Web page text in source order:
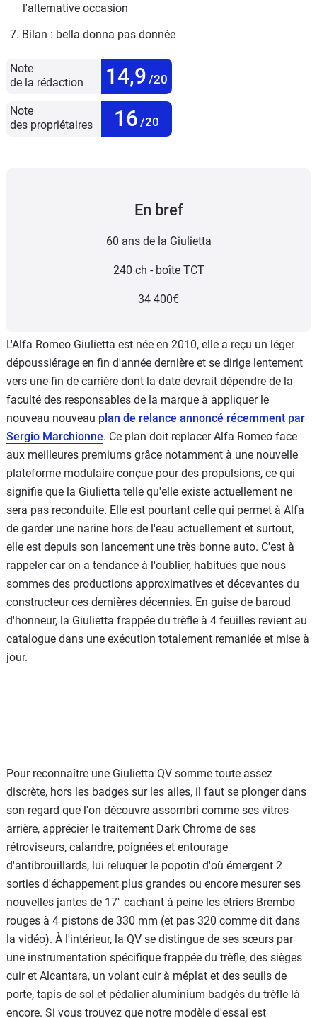
l'alternative occasion
7. Bilan : bella donna pas donnée
Note
de la rédaction
14,9 /20
Note
des propriétaires
16 /20
En bref
60 ans de la Giulietta
240 ch - boîte TCT
34 400€
L'Alfa Romeo Giulietta est née en 2010, elle a reçu un léger
dépoussiérage en fin d'année dernière et se dirige lentement
vers une fin de carrière dont la date devrait dépendre de la
faculté des responsables de la marque à appliquer le
nouveau nouveau plan de relance annoncé récemment par
Sergio Marchionne. Ce plan doit replacer Alfa Romeo face
aux meilleures premiums grâce notamment à une nouvelle
plateforme modulaire conçue pour des propulsions, ce qui
signifie que la Giulietta telle qu'elle existe actuellement ne
sera pas reconduite. Elle est pourtant celle qui permet à Alfa
de garder une narine hors de l'eau actuellement et surtout,
elle est depuis son lancement une très bonne auto. C'est à
rappeler car on a tendance à l'oublier, habitués que nous
sommes des productions approximatives et décevantes du
constructeur ces dernières décennies. En guise de baroud
d'honneur, la Giulietta frappée du trèfle à 4 feuilles revient au
catalogue dans une exécution totalement remaniée et mise à
jour.
Pour reconnaître une Giulietta QV somme toute assez
discrète, hors les badges sur les ailes, il faut se plonger dans
son regard que l'on découvre assombri comme ses vitres
arrière, apprécier le traitement Dark Chrome de ses
rétroviseurs, calandre, poignées et entourage
d'antibrouillards, lui reluquer le popotin d'où émergent 2
sorties d'échappement plus grandes ou encore mesurer ses
nouvelles jantes de 17'' cachant à peine les étriers Brembo
rouges à 4 pistons de 330 mm (et pas 320 comme dit dans
la vidéo). À l'intérieur, la QV se distingue de ses sœurs par
une instrumentation spécifique frappée du trèfle, des sièges
cuir et Alcantara, un volant cuir à méplat et des seuils de
porte, tapis de sol et pédalier aluminium badgés du trèfle là
encore. Si vous trouvez que notre modèle d'essai est